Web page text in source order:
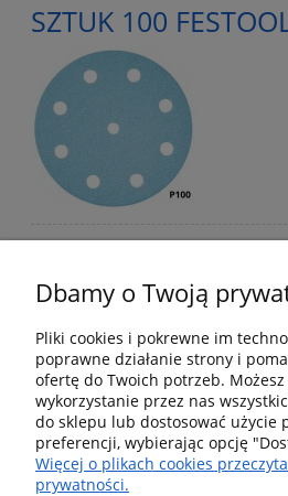
SZTUK 100
50 x Włóknina
Granat Net
GRADACJA P80
Dbamy o Twoją
Pliki cookies i pokrewne im
poprawne działanie strony i
ofertę do Twoich potrzeb. Możesz
wykorzystanie przez nas
do sklepu lub dostosować użycie
preferencji, wybierając opcję
Więcej o plikach cookies
prywatności.